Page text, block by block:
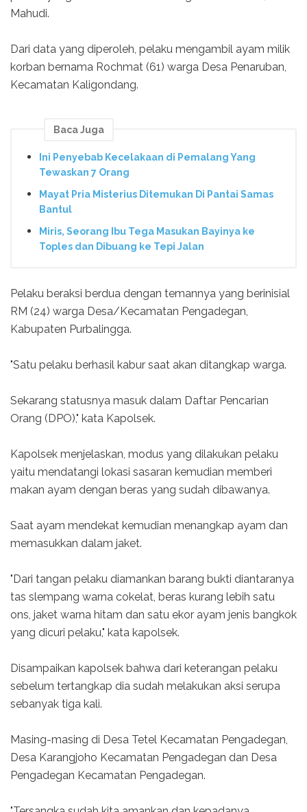
Mahudi.
Dari data yang diperoleh, pelaku mengambil ayam milik
korban bernama Rochmat (61) warga Desa Penaruban,
Kecamatan Kaligondang.
Baca Juga
Ini Penyebab Kecelakaan di Pemalang Yang
Tewaskan 7 Orang
Mayat Pria Misterius Ditemukan Di Pantai Samas
Bantul
Miris, Seorang Ibu Tega Masukan Bayinya ke
Toples dan Dibuang ke Tepi Jalan
Pelaku beraksi berdua dengan temannya yang berinisial
RM (24) warga Desa/Kecamatan Pengadegan,
Kabupaten Purbalingga.
"Satu pelaku berhasil kabur saat akan ditangkap warga.
Sekarang statusnya masuk dalam Daftar Pencarian
Orang (DPO)," kata Kapolsek.
Kapolsek menjelaskan, modus yang dilakukan pelaku
yaitu mendatangi lokasi sasaran kemudian memberi
makan ayam dengan beras yang sudah dibawanya.
Saat ayam mendekat kemudian menangkap ayam dan
memasukkan dalam jaket.
"Dari tangan pelaku diamankan barang bukti diantaranya
tas slempang warna cokelat, beras kurang lebih satu
ons, jaket warna hitam dan satu ekor ayam jenis bangkok
yang dicuri pelaku," kata kapolsek.
Disampaikan kapolsek bahwa dari keterangan pelaku
sebelum tertangkap dia sudah melakukan aksi serupa
sebanyak tiga kali.
Masing-masing di Desa Tetel Kecamatan Pengadegan,
Desa Karangjoho Kecamatan Pengadegan dan Desa
Pengadegan Kecamatan Pengadegan.